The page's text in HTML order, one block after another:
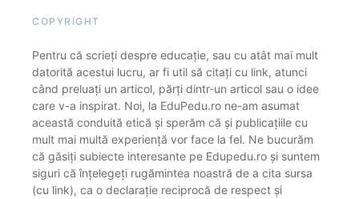
COPYRIGHT
Pentru că scrieți despre educație, sau cu atât mai mult
datorită acestui lucru, ar fi util să citați cu link, atunci
când preluați un articol, părți dintr-un articol sau o idee
care v-a inspirat. Noi, la EduPedu.ro ne-am asumat
această conduită etică și sperăm că și publicațiile cu
mult mai multă experiență vor face la fel. Ne bucurăm
că găsiți subiecte interesante pe Edupedu.ro și suntem
siguri că înțelegeți rugămintea noastră de a cita sursa
(cu link), ca o declarație reciprocă de respect și